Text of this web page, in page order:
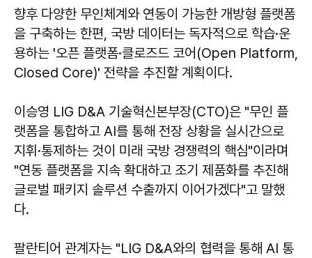
향후 다양한 무인체계와 연동이 가능한 개방형 플랫폼
을 구축하는 한편, 국방 데이터는 독자적으로 학습·운
용하는 '오픈 플랫폼·클로즈드 코어(Open Platform,
Closed Core)' 전략을 추진할 계획이다.
이승영 LIG D&A 기술혁신본부장(CTO)은 "무인 플
랫폼을 통합하고 AI를 통해 전장 상황을 실시간으로
지휘·통제하는 것이 미래 국방 경쟁력의 핵심"이라며
"연동 플랫폼을 지속 확대하고 조기 제품화를 추진해
글로벌 패키지 솔루션 수출까지 이어가겠다"고 말했
다.
팔란티어 관계자는 "LIG D&A와의 협력을 통해 AI 통